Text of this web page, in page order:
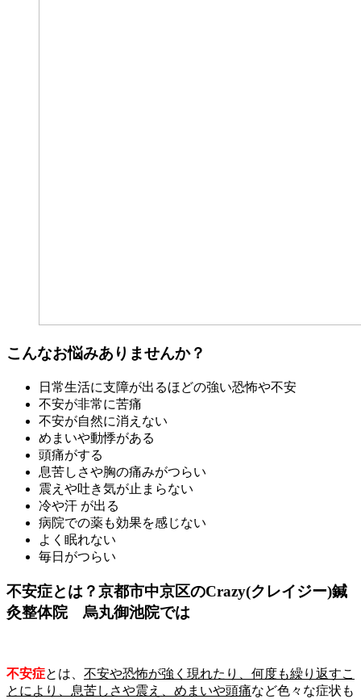
こんなお悩みありませんか？
日常生活に支障が出るほどの強い恐怖や不安
不安が非常に苦痛
不安が自然に消えない
めまいや動悸がある
頭痛がする
息苦しさや胸の痛みがつらい
震えや吐き気が止まらない
冷や汗 が出る
病院での薬も効果を感じない
よく眠れない
毎日がつらい
不安症とは？京都市中京区のCrazy(クレイジー)鍼
灸整体院 烏丸御池院では
不安症とは、 不安や恐怖が強く現れたり、何度も繰り返すこ
とにより、息苦しさや震え、めまいや頭痛など色々な症状も